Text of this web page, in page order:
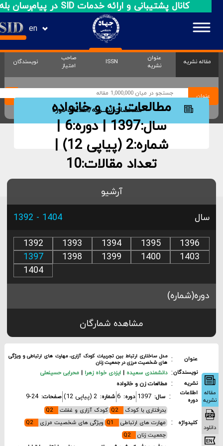
کانال پشتیبانی و ارائه خدمات SID در پیام‌رسان بله
مقاله نشریه
عنوان
نشریه
ISSN
صاحب
امتیاز
نویسندگان
عنوان
مشخصات نشــریه/اطلاعات دوره
مطالعات زن و خانواده
سال:1397 | دوره:6 |
شماره:2 (پیاپی 12)
|
تعداد مقالات:10
آرشیو
سال 1404 - 1392
1392 1393 1394 1395
1396
1397
1398 1399 1400
1403
1404
دوره(شماره)
مشاهده شمارگان
عنوان :
مدل ساختاری ارتباط بین تجربیات کودک آزاری، مهارت های ارتباطی و ویژگی
های شخصیت مرزی در جمعیت زنان
نویسندگان:دانشمندی سعیده|ایزدی خواه زهرا|محرابی حسینعلی
نشریه : مطالعات زن و خانواده
اطلاعات
دوره
: سال:1397 دوره:6 شماره:2 (پیاپی 12) صفحات:9-24
کلیدواژه :
بدرفتاری با کودک Q2 کودک آزاری و غفلت Q2
مهارت های ارتباطی Q1 ویژگی های شخصیت مرزی Q2
جمعیت زنان Q2